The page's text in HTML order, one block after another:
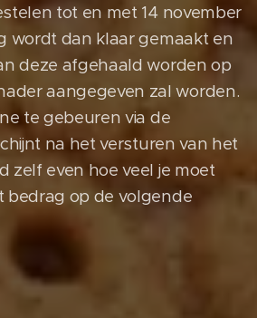
tot en met 14 november
wordt dan klaar gemaakt en
deze afgehaald worden op
aangegeven zal worden.
te gebeuren via de
na het versturen van het
zelf even hoe veel je moet
bedrag op de volgende